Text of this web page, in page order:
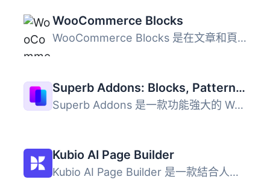
WooCommerce Blocks
WooCommerce Blocks 是在文章和頁面中顯示產品的最簡單、最靈...
Superb Addons: Blocks, Patterns, Pre-built Pages, Sliders, Popups, Free Forms, Animations & More
Superb Addons 是一款功能強大的 WordPress 外掛，提供免費表...
Kubio AI Page Builder
Kubio AI Page Builder 是一款結合人工智慧的區塊式網站建構...